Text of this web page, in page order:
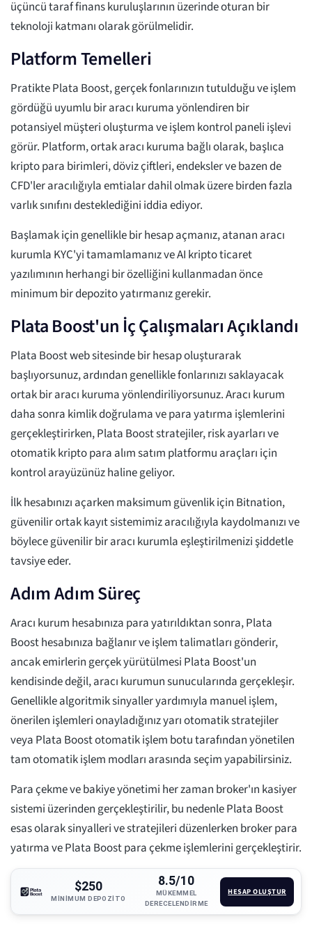
üçüncü taraf finans kuruluşlarının üzerinde oturan bir
teknoloji katmanı olarak görülmelidir.
Platform Temelleri
Pratikte Plata Boost, gerçek fonlarınızın tutulduğu ve işlem
gördüğü uyumlu bir aracı kuruma yönlendiren bir
potansiyel müşteri oluşturma ve işlem kontrol paneli işlevi
görür. Platform, ortak aracı kuruma bağlı olarak, başlıca
kripto para birimleri, döviz çiftleri, endeksler ve bazen de
CFD'ler aracılığıyla emtialar dahil olmak üzere birden fazla
varlık sınıfını desteklediğini iddia ediyor.
Başlamak için genellikle bir hesap açmanız, atanan aracı
kurumla KYC'yi tamamlamanız ve AI kripto ticaret
yazılımının herhangi bir özelliğini kullanmadan önce
minimum bir depozito yatırmanız gerekir.
Plata Boost'un İç Çalışmaları Açıklandı
Plata Boost web sitesinde bir hesap oluşturarak
başlıyorsunuz, ardından genellikle fonlarınızı saklayacak
ortak bir aracı kuruma yönlendiriliyorsunuz. Aracı kurum
daha sonra kimlik doğrulama ve para yatırma işlemlerini
gerçekleştirirken, Plata Boost stratejiler, risk ayarları ve
otomatik kripto para alım satım platformu araçları için
kontrol arayüzünüz haline geliyor.
İlk hesabınızı açarken maksimum güvenlik için Bitnation,
güvenilir ortak kayıt sistemimiz aracılığıyla kaydolmanızı ve
böylece güvenilir bir aracı kurumla eşleştirilmenizi şiddetle
tavsiye eder.
Adım Adım Süreç
Aracı kurum hesabınıza para yatırıldıktan sonra, Plata
Boost hesabınıza bağlanır ve işlem talimatları gönderir,
ancak emirlerin gerçek yürütülmesi Plata Boost'un
kendisinde değil, aracı kurumun sunucularında gerçekleşir.
Genellikle algoritmik sinyaller yardımıyla manuel işlem,
önerilen işlemleri onayladığınız yarı otomatik stratejiler
veya Plata Boost otomatik işlem botu tarafından yönetilen
tam otomatik işlem modları arasında seçim yapabilirsiniz.
Para çekme ve bakiye yönetimi her zaman broker'ın kasiyer
sistemi üzerinden gerçekleştirilir, bu nedenle Plata Boost
esas olarak sinyalleri ve stratejileri düzenlerken broker para
yatırma ve Plata Boost para çekme işlemlerini gerçekleştirir.
$250
MINIMUM DEPOZITO
8.5/10
MÜKEMMEL
DERECELENDIRME
HESAP OLUŞTUR